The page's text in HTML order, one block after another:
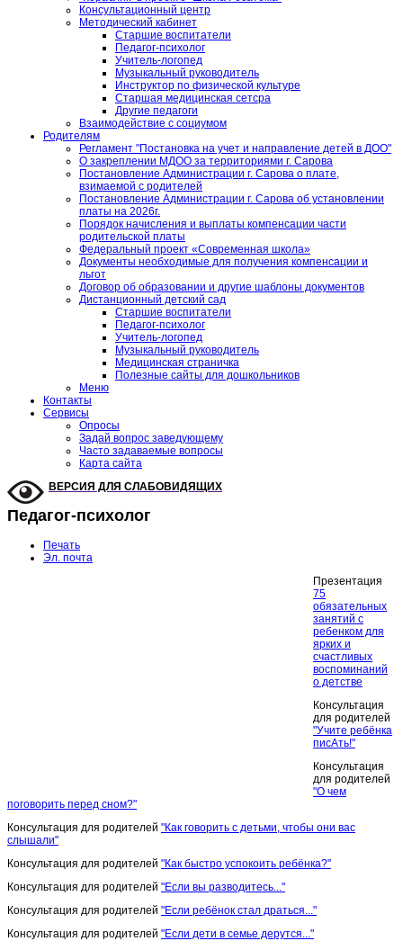
Консультационный центр
Методический кабинет
Старшие воспитатели
Педагог-психолог
Учитель-логопед
Музыкальный руководитель
Инструктор по физической культуре
Старшая медицинская сетсра
Другие педагоги
Взаимодействие с социумом
Родителям
Регламент "Постановка на учет и направление детей в ДОО"
О закреплении МДОО за территориями г. Сарова
Постановление Администрации г. Сарова о плате,
взимаемой с родителей
Постановление Администрации г. Сарова об установлении
платы на 2026г.
Порядок начисления и выплаты компенсации части
родительской платы
Федеральный проект «Современная школа»
Документы необходимые для получения компенсации и
льгот
Договор об образовании и другие шаблоны документов
Дистанционный детский сад
Старшие воспитатели
Педагог-психолог
Учитель-логопед
Музыкальный руководитель
Медицинская страничка
Полезные сайты для дошкольников
Меню
Контакты
Сервисы
Опросы
Задай вопрос заведующему
Часто задаваемые вопросы
Карта сайта
ВЕРСИЯ ДЛЯ СЛАБОВИДЯЩИХ
Педагог-психолог
Печать
Эл. почта
Презентация
75
обязательных
занятий с
ребенком для
ярких и
счастливых
воспоминаний
о детстве
Консультация
для родителей
"Учите ребёнка
писАть!"
Консультация
для родителей
"О чем
поговорить перед сном?"
Консультация для родителей "Как говорить с детьми, чтобы они вас
слышали"
Консультация для родителей "Как быстро успокоить ребёнка?"
Консультация для родителей "Если вы разводитесь..."
Консультация для родителей "Если ребёнок стал драться..."
Консультация для родителей "Если дети в семье дерутся..."